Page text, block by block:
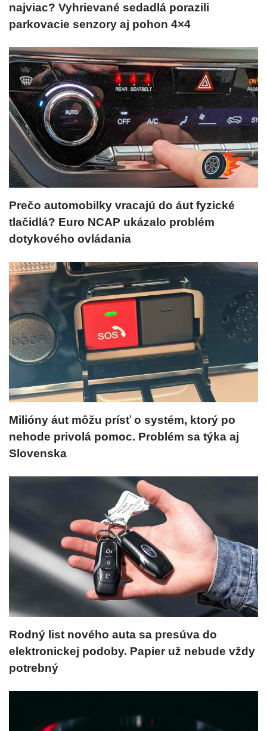
najviac? Vyhrievané sedadlá porazili
parkovacie senzory aj pohon 4×4
Prečo automobilky vracajú do áut fyzické
tlačidlá? Euro NCAP ukázalo problém
dotykového ovládania
Milióny áut môžu prísť o systém, ktorý po
nehode privolá pomoc. Problém sa týka aj
Slovenska
Rodný list nového auta sa presúva do
elektronickej podoby. Papier už nebude vždy
potrebný